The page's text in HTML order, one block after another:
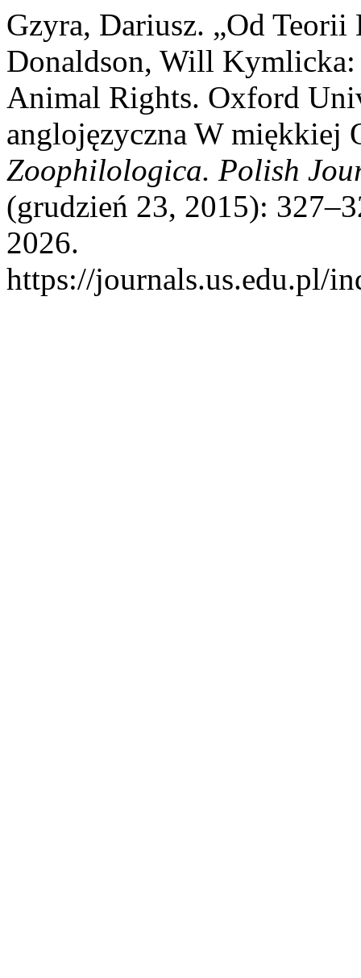
Gzyra, Dariusz. „Od
Donaldson, Will
Animal Rights. Oxford
anglojęzyczna W miękkiej
Zoophilologica. Polish
(grudzień 23, 2015):
2026.
https://journals.us.edu.pl/